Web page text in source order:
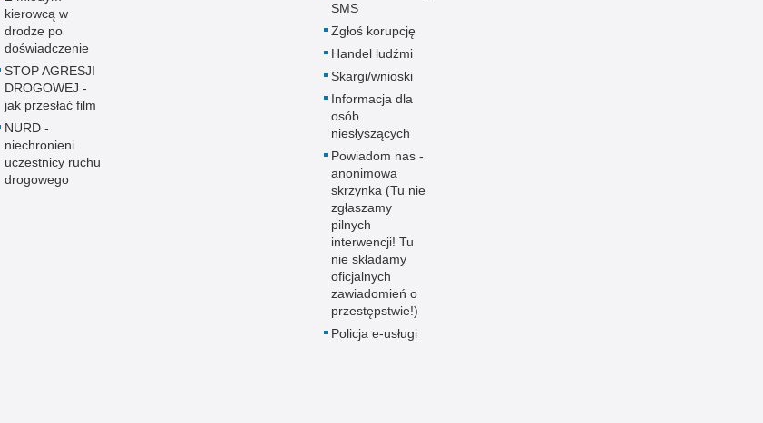
kierowcą w
drodze po
doświadczenie
STOP AGRESJI
DROGOWEJ -
jak przesłać film
NURD -
niechronieni
uczestnicy ruchu
drogowego
SMS
Zgłoś korupcję
Handel ludźmi
Skargi/wnioski
Informacja dla
osób
niesłyszących
Powiadom nas -
anonimowa
skrzynka (Tu nie
zgłaszamy
pilnych
interwencji! Tu
nie składamy
oficjalnych
zawiadomień o
przestępstwie!)
Policja e-usługi